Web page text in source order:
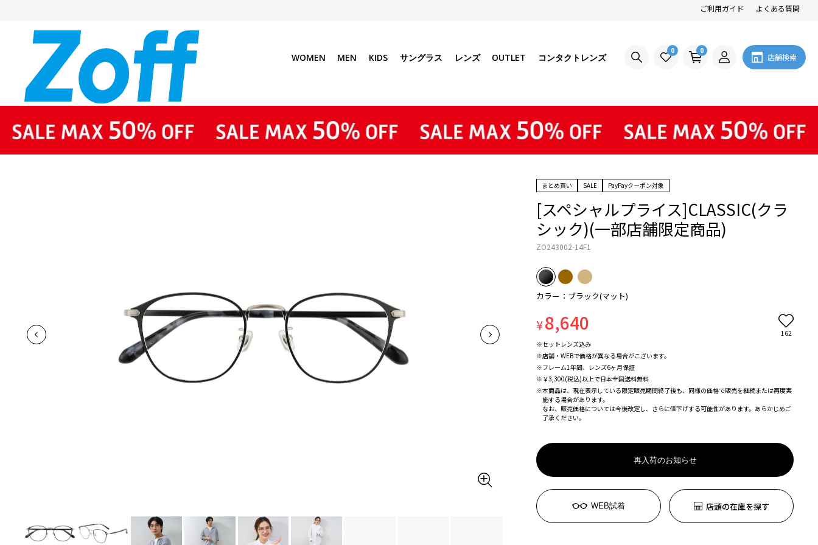
ご利用ガイド よくある質問
WOMEN MEN KIDS サングラス レンズ OUTLET コンタクトレンズ
0 0
店舗検索
まとめ買い SALE PayPayクーポン対象
[スペシャルプライス]CLASSIC(クラ
シック)(一部店舗限定商品)
ZO243002-14F1
カラー：ブラック(マット)
¥8,640
162
※セットレンズ込み
※店舗・WEBで価格が異なる場合がこざいます。
※フレーム1年間、レンズ6ヶ月保証
※￥3,300(税込)以上で日本全国送料無料
※本商品は、現在表示している限定販売期間終了後も、同様の価格で販売を継続または再度実
施する場合があります。
なお、販売価格については今後改定し、さらに値下げする可能性があります。あらかじめご
了承ください。
再入荷のお知らせ
WEB試着 店頭の在庫を探す